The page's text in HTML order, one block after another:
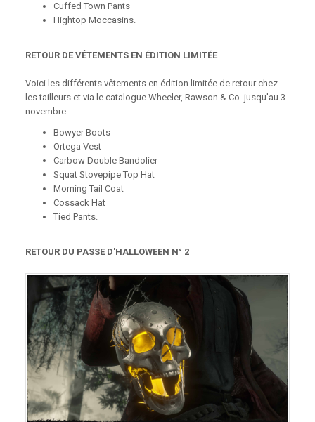
Cuffed Town Pants
Hightop Moccasins.
RETOUR DE VÊTEMENTS EN ÉDITION LIMITÉE
Voici les différents vêtements en édition limitée de retour chez
les tailleurs et via le catalogue Wheeler, Rawson & Co. jusqu'au 3
novembre :
Bowyer Boots
Ortega Vest
Carbow Double Bandolier
Squat Stovepipe Top Hat
Morning Tail Coat
Cossack Hat
Tied Pants.
RETOUR DU PASSE D'HALLOWEEN N° 2